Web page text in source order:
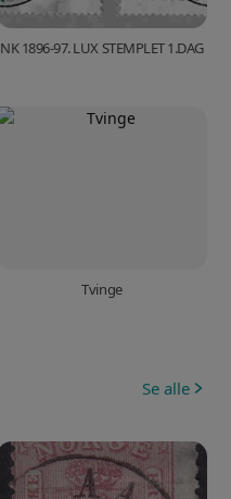
NK 1896-97. LUX STEMPLET 1.DAG
Tvinge
Se alle